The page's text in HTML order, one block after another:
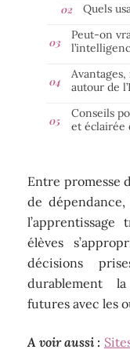
Quels
Peut-on
autour de
Conseils
et éclairée
Entre promesse
de
élèves
décisions
durablement
futures avec les
A voir aussi :